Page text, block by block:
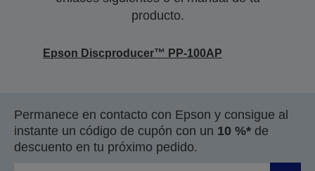
producto.
Epson Discproducer™ PP-100AP
Permanece en contacto con Epson y consigue al
instante un código de cupón con un 10 %* de
descuento en tu próximo pedido.